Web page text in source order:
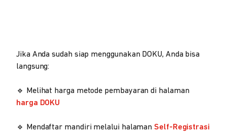
Jika Anda sudah siap menggunakan DOKU, Anda bisa
langsung:
🔹 Melihat harga metode pembayaran di halaman
harga DOKU
🔹 Mendaftar mandiri melalui halaman Self-Registrasi